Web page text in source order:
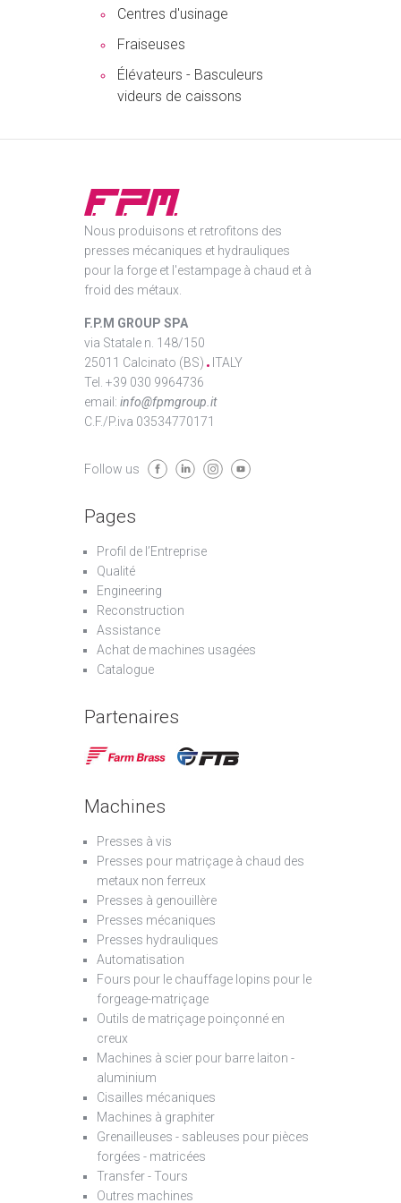
Centres d'usinage
Fraiseuses
Élévateurs - Basculeurs
videurs de caissons
Nous produisons et retrofitons des
presses mécaniques et hydrauliques
pour la forge et l'estampage à chaud et à
froid des métaux.
F.P.M GROUP SPA
via Statale n. 148/150
25011 Calcinato (BS)
ITALY
Tel. +39 030 9964736
email: info@fpmgroup.it
C.F./P.iva 03534770171
Follow us
Pages
Profil de l’Entreprise
Qualité
Engineering
Reconstruction
Assistance
Achat de machines usagées
Catalogue
Partenaires
Machines
Presses à vis
Presses pour matriçage à chaud des
metaux non ferreux
Presses à genouillère
Presses mécaniques
Presses hydrauliques
Automatisation
Fours pour le chauffage lopins pour le
forgeage-matriçage
Outils de matriçage poinçonné en
creux
Machines à scier pour barre laiton -
aluminium
Cisailles mécaniques
Machines à graphiter
Grenailleuses - sableuses pour pièces
forgées - matricées
Transfer - Tours
Outres machines